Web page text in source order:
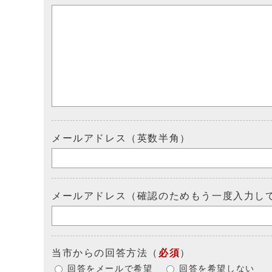
メールアドレス（英数半角）
メールアドレス（確認のためもう一度入力し
当市からの回答方法 （ 必須）
回答をメールで希望 回答を希望しない